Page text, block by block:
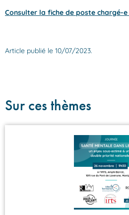
Consulter la fiche de poste chargé-
Article publié le 10/07/2023.
Sur ces thèmes